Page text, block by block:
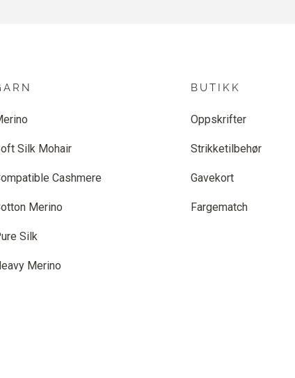
Silk Mohair
Cashmere
Merino
Silk
Merino
BUTIKK
Oppskrifter
Strikketilbehør
Gavekort
Fargematch